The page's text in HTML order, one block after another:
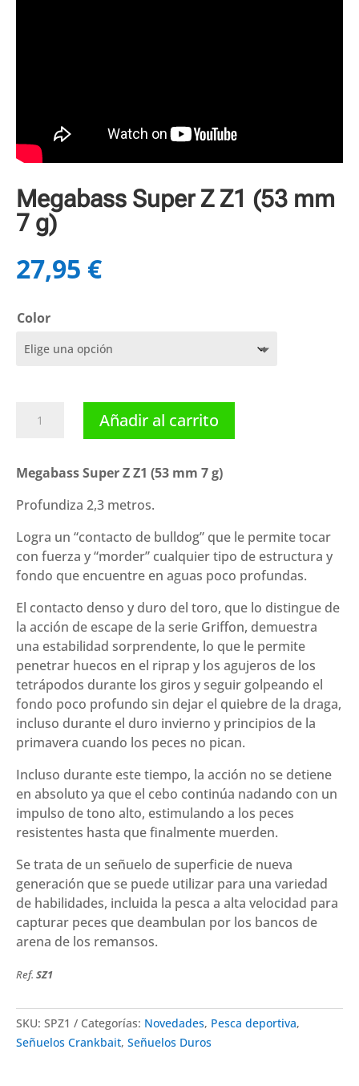
Megabass Super Z Z1 (53 mm
7 g)
27,95 €
Color
Super
Z1
mm
g)
cantidad
Añadir al carrito
Megabass Super Z Z1 (53 mm 7 g)
Profundiza 2,3 metros.
Logra un “contacto de bulldog” que le permite tocar
con fuerza y ​​“morder” cualquier tipo de estructura y
fondo que encuentre en aguas poco profundas.
El contacto denso y duro del toro, que lo distingue de
la acción de escape de la serie Griffon, demuestra
una estabilidad sorprendente, lo que le permite
penetrar huecos en el riprap y los agujeros de los
tetrápodos durante los giros y seguir golpeando el
fondo poco profundo sin dejar el quiebre de la draga,
incluso durante el duro invierno y principios de la
primavera cuando los peces no pican.
Incluso durante este tiempo, la acción no se detiene
en absoluto ya que el cebo continúa nadando con un
impulso de tono alto, estimulando a los peces
resistentes hasta que finalmente muerden.
Se trata de un señuelo de superficie de nueva
generación que se puede utilizar para una variedad
de habilidades, incluida la pesca a alta velocidad para
capturar peces que deambulan por los bancos de
arena de los remansos.
Ref. SZ1
SKU: SPZ1 Categorías: Novedades, Pesca deportiva,
Señuelos Crankbait, Señuelos Duros